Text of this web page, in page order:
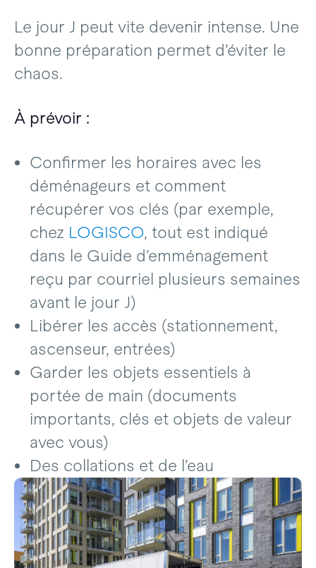
Le jour J peut vite devenir intense. Une
bonne préparation permet d’éviter le
chaos.
À prévoir :
Confirmer les horaires avec les
déménageurs et comment
récupérer vos clés (par exemple,
chez LOGISCO, tout est indiqué
dans le Guide d’emménagement
reçu par courriel plusieurs semaines
avant le jour J)
Libérer les accès (stationnement,
ascenseur, entrées)
Garder les objets essentiels à
portée de main (documents
importants, clés et objets de valeur
avec vous)
Des collations et de l’eau